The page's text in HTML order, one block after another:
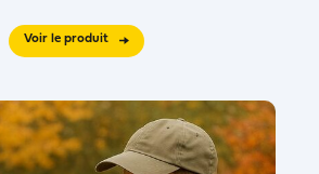
Voir le produit